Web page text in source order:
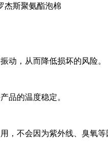
动，从而降低损坏的风险。
品的温度稳定。
，不会因为紫外线、臭氧等